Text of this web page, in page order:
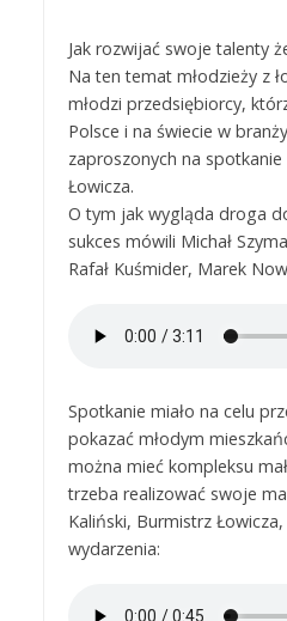
Jak rozwijać swoje talenty
Na ten temat młodzieży z
młodzi przedsiębiorcy,
Polsce i na świecie w
zaproszonych na
Łowicza.
O tym jak wygląda droga
sukces mówili Michał
Rafał Kuśmider, Marek
Spotkanie miało na celu
pokazać młodym
można mieć kompleksu
trzeba realizować swoje
Kaliński, Burmistrz
wydarzenia: